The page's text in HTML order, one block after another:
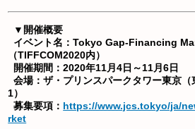
▼開催概要
イベント名：Tokyo Gap-Financing
（TIFFCOM2020内）
開催期間：2020年11月4日～11月6日
会場：ザ・プリンスパークタワー東京
1）
募集要項： https://www.jcs.tokyo/ja/
rket